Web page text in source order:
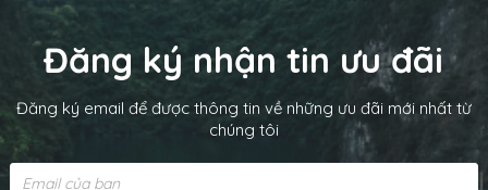
Đăng ký nhận tin ưu đãi
Đăng ký email để được thông tin về những ưu đãi mới nhất từ
chúng tôi